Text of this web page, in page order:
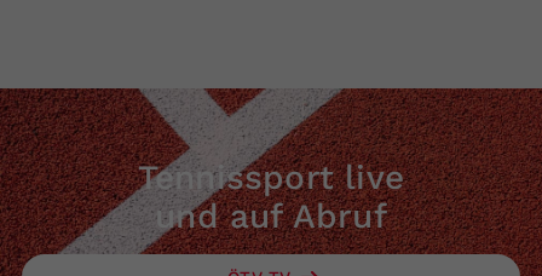
Tennissport live
und auf Abruf